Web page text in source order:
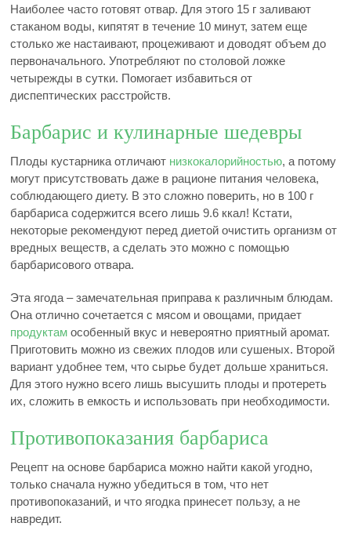
Наиболее часто готовят отвар. Для этого 15 г заливают
стаканом воды, кипятят в течение 10 минут, затем еще
столько же настаивают, процеживают и доводят объем до
первоначального. Употребляют по столовой ложке
четырежды в сутки. Помогает избавиться от
диспептических расстройств.
Барбарис и кулинарные шедевры
Плоды кустарника отличают низкокалорийностью, а потому
могут присутствовать даже в рационе питания человека,
соблюдающего диету. В это сложно поверить, но в 100 г
барбариса содержится всего лишь 9.6 ккал! Кстати,
некоторые рекомендуют перед диетой очистить организм от
вредных веществ, а сделать это можно с помощью
барбарисового отвара.
Эта ягода – замечательная приправа к различным блюдам.
Она отлично сочетается с мясом и овощами, придает
продуктам особенный вкус и невероятно приятный аромат.
Приготовить можно из свежих плодов или сушеных. Второй
вариант удобнее тем, что сырье будет дольше храниться.
Для этого нужно всего лишь высушить плоды и протереть
их, сложить в емкость и использовать при необходимости.
Противопоказания барбариса
Рецепт на основе барбариса можно найти какой угодно,
только сначала нужно убедиться в том, что нет
противопоказаний, и что ягодка принесет пользу, а не
навредит.